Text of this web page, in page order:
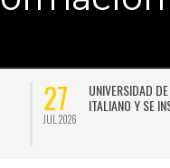
27
JUL 2026
UNIVERSIDAD
ITALIANO Y SE